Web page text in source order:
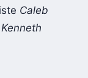
Caleb
Kenneth